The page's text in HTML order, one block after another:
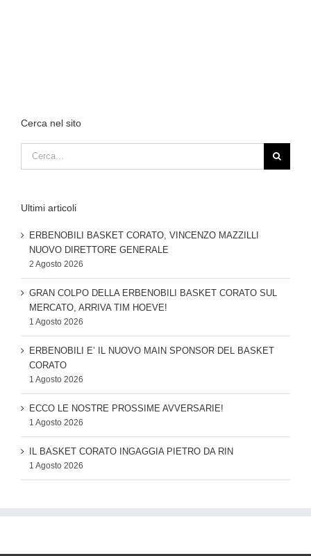
Cerca nel sito
Ultimi articoli
ERBENOBILI BASKET CORATO, VINCENZO MAZZILLI
NUOVO DIRETTORE GENERALE
2 Agosto 2026
GRAN COLPO DELLA ERBENOBILI BASKET CORATO SUL
MERCATO, ARRIVA TIM HOEVE!
1 Agosto 2026
ERBENOBILI E’ IL NUOVO MAIN SPONSOR DEL BASKET
CORATO
1 Agosto 2026
ECCO LE NOSTRE PROSSIME AVVERSARIE!
1 Agosto 2026
IL BASKET CORATO INGAGGIA PIETRO DA RIN
1 Agosto 2026